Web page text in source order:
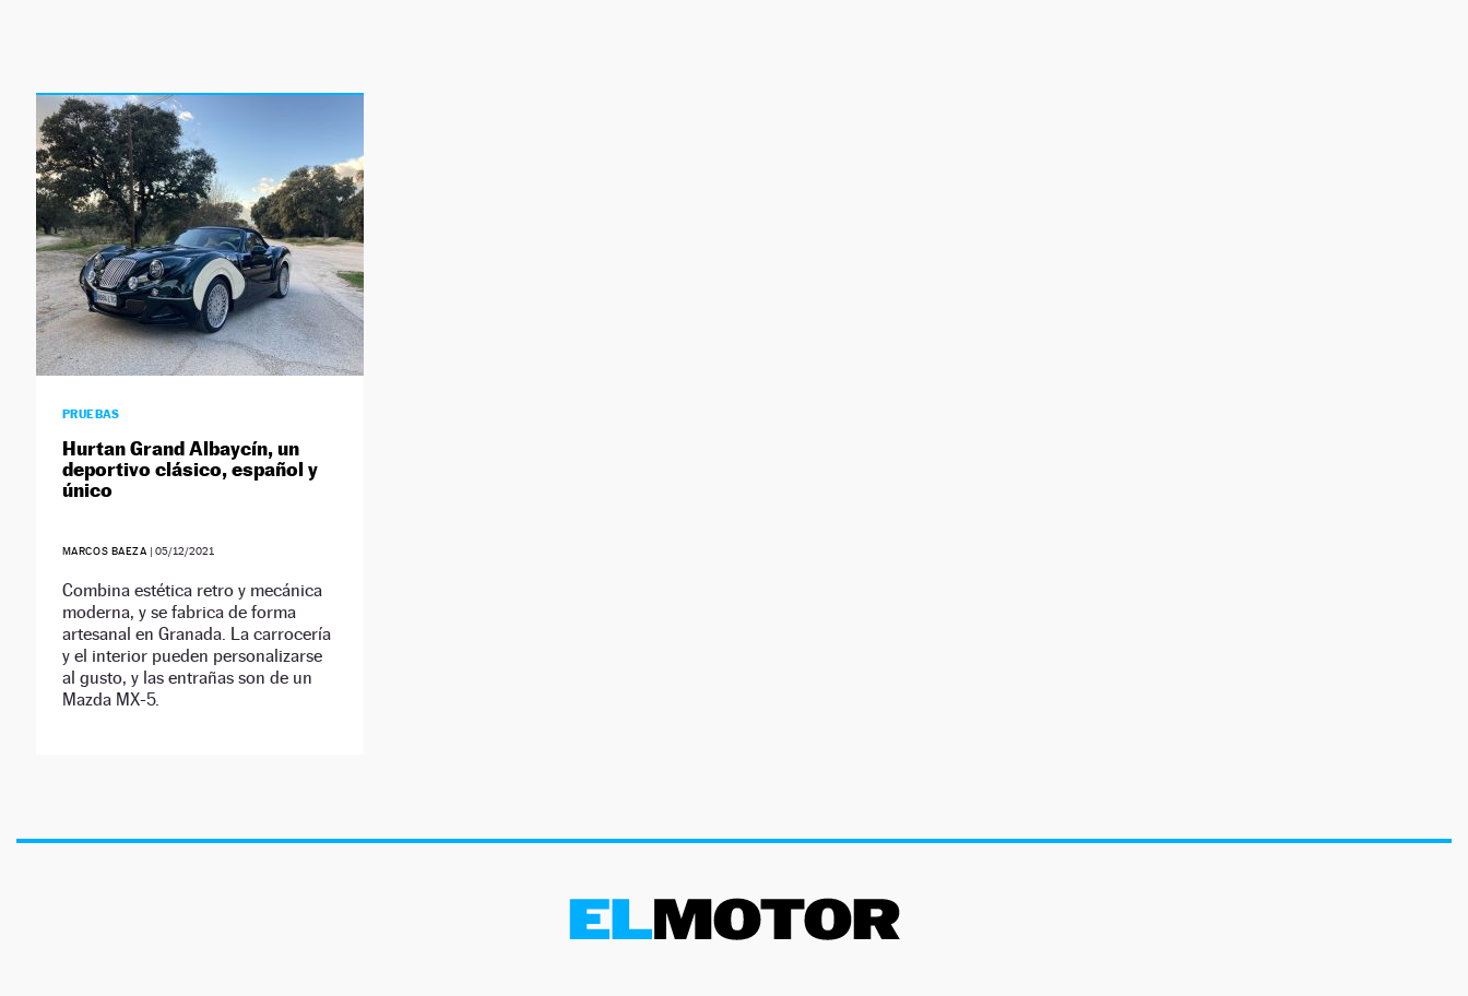
PRUEBAS
Hurtan Grand Albaycín, un
deportivo clásico, español y
único
MARCOS BAEZA | 05/12/2021
Combina estética retro y mecánica
moderna, y se fabrica de forma
artesanal en Granada. La carrocería
y el interior pueden personalizarse
al gusto, y las entrañas son de un
Mazda MX-5.